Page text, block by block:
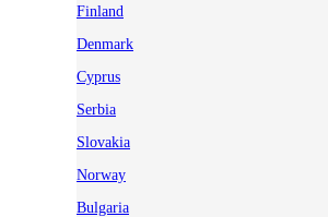
Finland
Denmark
Cyprus
Serbia
Slovakia
Norway
Bulgaria